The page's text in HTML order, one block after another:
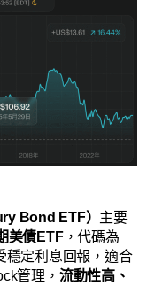
Bond ETF） 主要
美債ETF，代碼為
穩定利息回報，適合
管理， 流動性高、